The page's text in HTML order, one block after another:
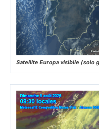
Satellite Europa visibile (solo